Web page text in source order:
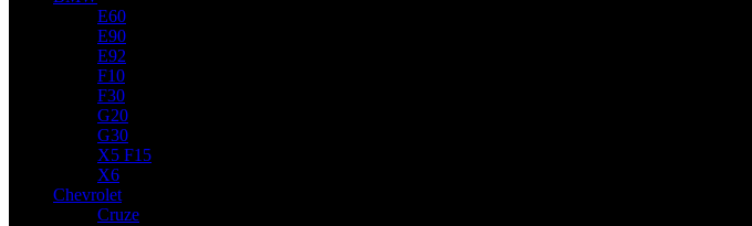
E60
E90
E92
F10
F30
G20
G30
X5 F15
X6
Chevrolet
Cruze